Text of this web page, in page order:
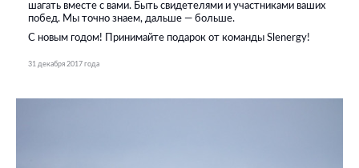
шагать вместе с вами. Быть свидетелями и участниками ваших
побед. Мы точно знаем, дальше — больше.
С новым годом! Принимайте подарок от команды Slenergy!
31 декабря 2017 года